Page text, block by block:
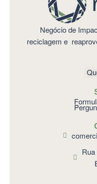
Negócio de
reciclagem e